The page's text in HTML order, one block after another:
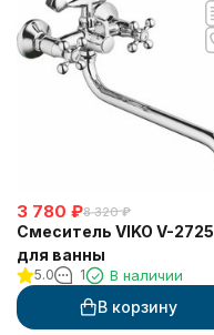
3 780 ₽8 320 ₽
Смеситель VIKO V-2725
для ванны
5.0 1 В наличии
В корзину